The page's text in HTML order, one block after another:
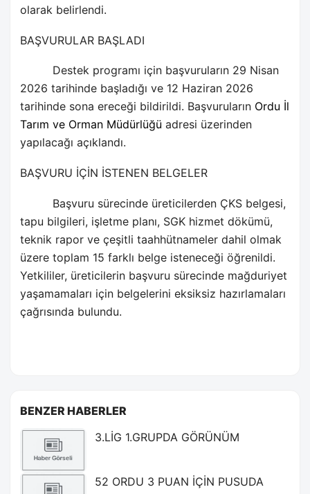
olarak belirlendi.
BAŞVURULAR BAŞLADI
Destek programı için başvuruların 29 Nisan
2026 tarihinde başladığı ve 12 Haziran 2026
tarihinde sona ereceği bildirildi. Başvuruların Ordu İl
Tarım ve Orman Müdürlüğü adresi üzerinden
yapılacağı açıklandı.
BAŞVURU İÇİN İSTENEN BELGELER
Başvuru sürecinde üreticilerden ÇKS belgesi,
tapu bilgileri, işletme planı, SGK hizmet dökümü,
teknik rapor ve çeşitli taahhütnameler dahil olmak
üzere toplam 15 farklı belge isteneceği öğrenildi.
Yetkililer, üreticilerin başvuru sürecinde mağduriyet
yaşamamaları için belgelerini eksiksiz hazırlamaları
çağrısında bulundu.
BENZER HABERLER
3.LİG 1.GRUPDA GÖRÜNÜM
52 ORDU 3 PUAN İÇİN PUSUDA